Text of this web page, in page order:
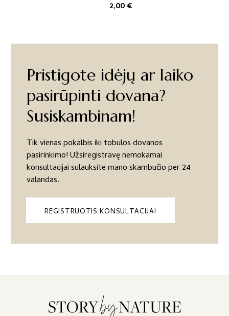
2,00€
Pristigote idėjų ar laiko
pasirūpinti dovana?
Susiskambinam!
Tik vienas pokalbis iki tobulos dovanos
pasirinkimo! Užsiregistravę nemokamai
konsultacijai sulauksite mano skambučio per 24
valandas.
REGISTRUOTIS KONSULTACIJAI